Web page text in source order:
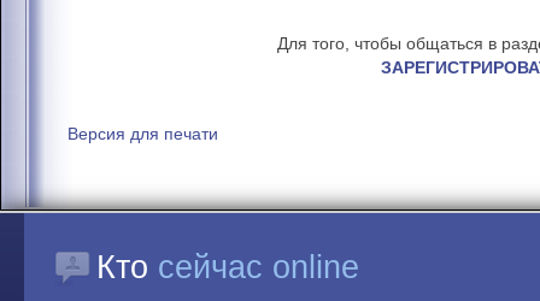
Для того, чтобы общаться в
Версия для печати
Кто сейчас online